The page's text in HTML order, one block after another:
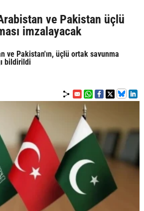
ve Pakistan üçlü
imzalayacak
ve Pakistan'ın, üçlü ortak savunma
bildirildi